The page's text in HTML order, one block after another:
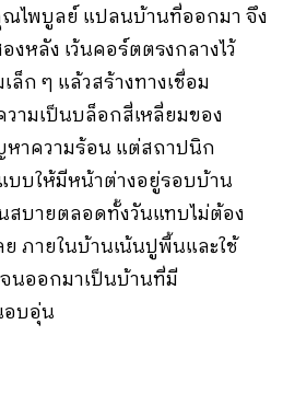
ไพบูลย์ แปลนบ้านที่ออกมา จึง
หลัง เว้นคอร์ตตรงกลางไว้
ก ๆ แล้วสร้างทางเชื่อม
ามเป็นบล็อกสี่เหลี่ยมของ
หาความร้อน แต่สถาปนิก
บบให้มีหน้าต่างอยู่รอบบ้าน
สบายตลอดทั้งวันแทบไม่ต้อง
ภายในบ้านเน้นปูพื้นและใช้
นออกมาเป็นบ้านที่มี
อบอุ่น